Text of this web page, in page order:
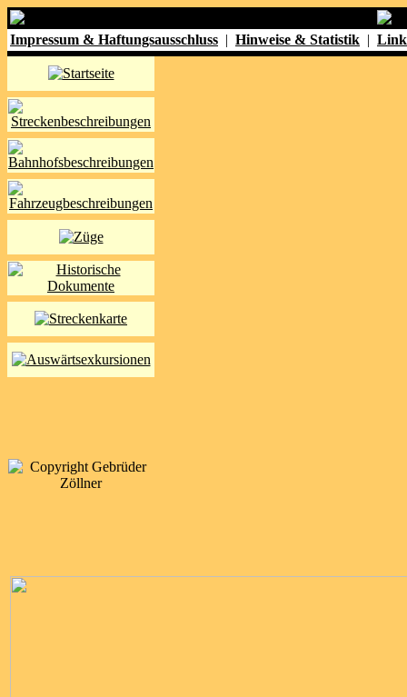
Impressum & Haftungsausschluss | Hinweise & Statistik |